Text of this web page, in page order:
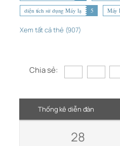
diện tích sử dụng Máy lạ
5 Máy
Xem tất cả thẻ (907)
Chia sẻ:
Thống kê diễn đàn
28